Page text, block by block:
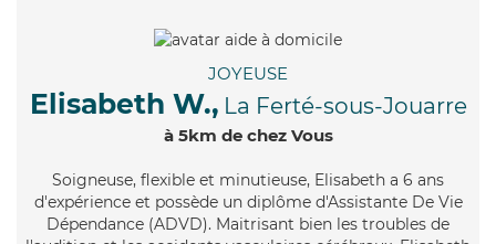
JOYEUSE
Elisabeth W., La Ferté-sous-Jouarre
à 5km de chez Vous
Soigneuse, flexible et minutieuse, Elisabeth a 6 ans
d'expérience et possède un diplôme d'Assistante De Vie
Dépendance (ADVD). Maitrisant bien les troubles de